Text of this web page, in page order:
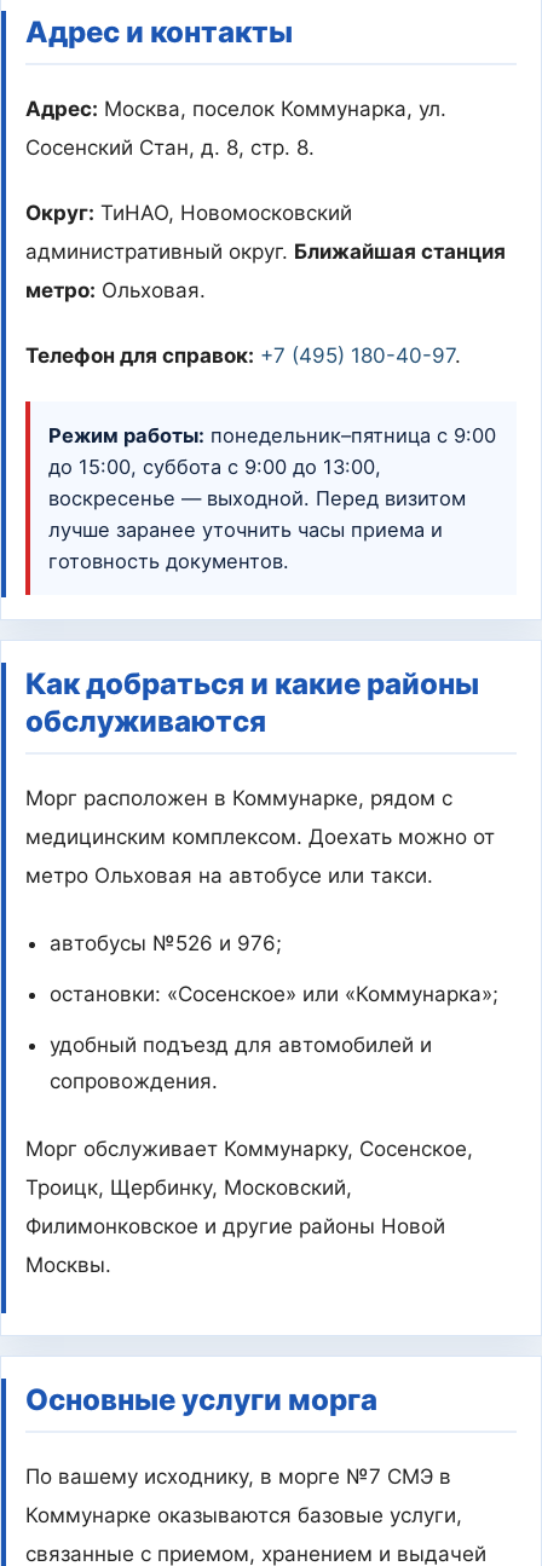
Адрес и контакты
Адрес: Москва, поселок Коммунарка, ул.
Сосенский Стан, д. 8, стр. 8.
Округ: ТиНАО, Новомосковский
административный округ. Ближайшая станция
метро: Ольховая.
Телефон для справок: +7 (495) 180-40-97.
Режим работы: понедельник–пятница с 9:00
до 15:00, суббота с 9:00 до 13:00,
воскресенье — выходной. Перед визитом
лучше заранее уточнить часы приема и
готовность документов.
Как добраться и какие районы
обслуживаются
Морг расположен в Коммунарке, рядом с
медицинским комплексом. Доехать можно от
метро Ольховая на автобусе или такси.
автобусы №526 и 976;
остановки: «Сосенское» или «Коммунарка»;
удобный подъезд для автомобилей и
сопровождения.
Морг обслуживает Коммунарку, Сосенское,
Троицк, Щербинку, Московский,
Филимонковское и другие районы Новой
Москвы.
Основные услуги морга
По вашему исходнику, в морге №7 СМЭ в
Коммунарке оказываются базовые услуги,
связанные с приемом, хранением и выдачей